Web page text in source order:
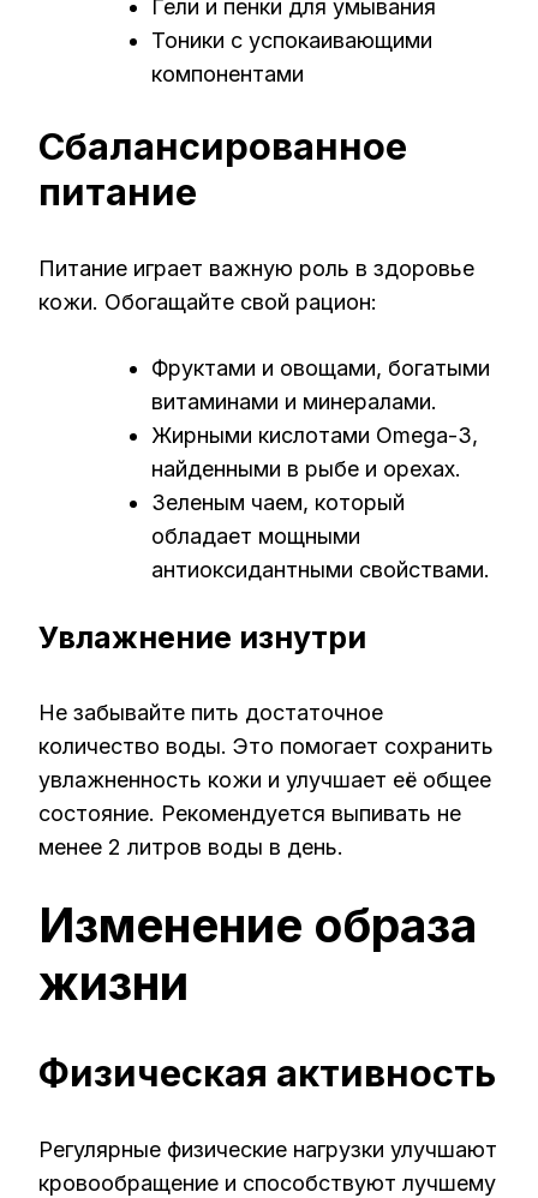
Гели и пенки для умывания
Тоники с успокаивающими
компонентами
Сбалансированное
питание
Питание играет важную роль в здоровье
кожи. Обогащайте свой рацион:
Фруктами и овощами, богатыми
витаминами и минералами.
Жирными кислотами Omega-3,
найденными в рыбе и орехах.
Зеленым чаем, который
обладает мощными
антиоксидантными свойствами.
Увлажнение изнутри
Не забывайте пить достаточное
количество воды. Это помогает сохранить
увлажненность кожи и улучшает её общее
состояние. Рекомендуется выпивать не
менее 2 литров воды в день.
Изменение образа
жизни
Физическая активность
Регулярные физические нагрузки улучшают
кровообращение и способствуют лучшему